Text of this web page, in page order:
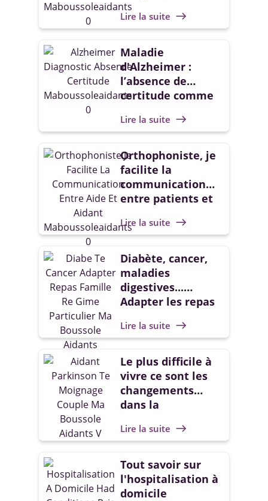
Lire la suite east
Maladie
d'Alzheimer :
l’absence de
certitude comme
Lire la suite east
Orthophoniste, je
facilite la
communication
entre patients et
Lire la suite east
Diabète, cancer,
maladies
digestives...
Adapter les repas
particuliers
Lire la suite east
Le plus difficile à
vivre ce sont les
changements
dans la
mon mari
Lire la suite east
Tout savoir sur
l'hospitalisation à
domicile